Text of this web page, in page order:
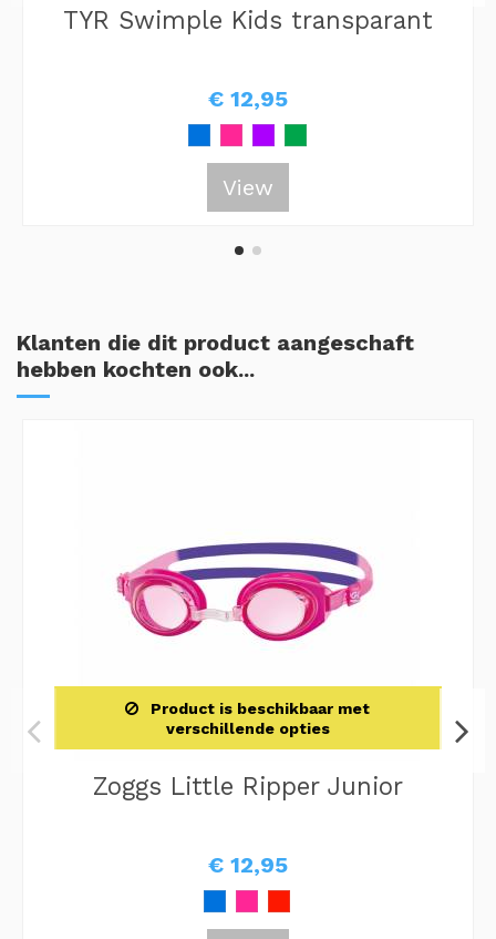
TYR Swimple Kids transparant
€ 12,95
View
Klanten die dit product aangeschaft
hebben kochten ook...
Product is beschikbaar met
verschillende opties
Zoggs Little Ripper Junior
€ 12,95